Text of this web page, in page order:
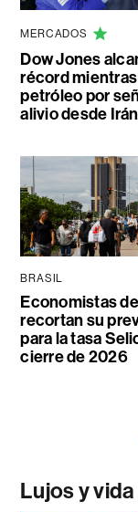
MERCADOS
Dow Jones
récord
petróleo por
alivio desde Irán
BRASIL
Economistas
recortan su
para la tasa
cierre de 2026
Lujos y